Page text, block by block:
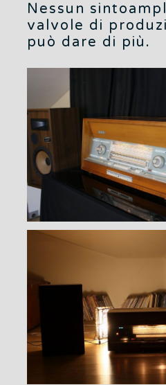
Nessun
valvole di
può dare di più.